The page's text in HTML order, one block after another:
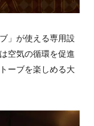
」が使える専用設
空気の循環を促進
ーブを楽しめる大